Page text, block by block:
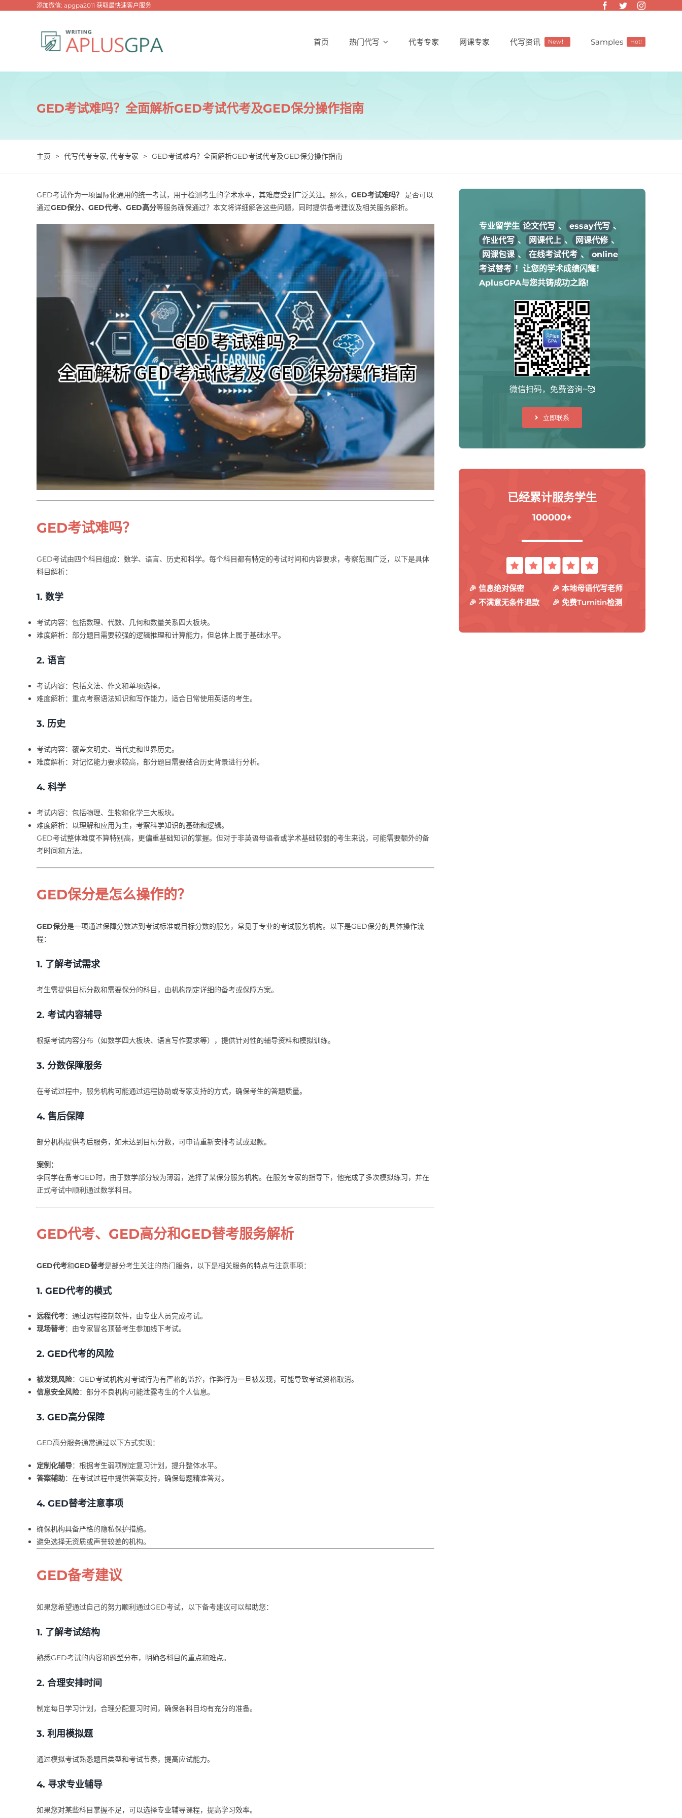
添加微信: apgpa2011 获取最快速客户服务
首页 热门代写 代考专家 网课专家 代写资讯 New！ Samples Hot!
GED考试难吗？全面解析GED考试代考及GED保分操作指南
主页 > 代写代考专家, 代考专家 > GED考试难吗？全面解析GED考试代考及GED保分操作指南
GED考试作为一项国际化通用的统一考试，用于检测考生的学术水平，其难度受到广泛关注。那么， GED考试难吗？
是否可以
通过GED保分、GED代考、GED高分等服务确保通过？本文将详细解答这些问题，同时提供备考建议及相关服务解析。
GED考试难吗？
GED考试由四个科目组成：数学、语言、历史和科学。每个科目都有特定的考试时间和内容要求，考察范围广泛，以下是具体
科目解析：
1. 数学
考试内容：包括数理、代数、几何和数量关系四大板块。
难度解析：部分题目需要较强的逻辑推理和计算能力，但总体上属于基础水平。
2. 语言
考试内容：包括文法、作文和单项选择。
难度解析：重点考察语法知识和写作能力，适合日常使用英语的考生。
3. 历史
考试内容：覆盖文明史、当代史和世界历史。
难度解析：对记忆能力要求较高，部分题目需要结合历史背景进行分析。
4. 科学
考试内容：包括物理、生物和化学三大板块。
难度解析：以理解和应用为主，考察科学知识的基础和逻辑。
GED考试整体难度不算特别高，更偏重基础知识的掌握。但对于非英语母语者或学术基础较弱的考生来说，可能需要额外的备
考时间和方法。
GED保分是怎么操作的？
GED保分是一项通过保障分数达到考试标准或目标分数的服务，常见于专业的考试服务机构。以下是GED保分的具体操作流
程：
1. 了解考试需求
考生需提供目标分数和需要保分的科目，由机构制定详细的备考或保障方案。
2. 考试内容辅导
根据考试内容分布（如数学四大板块、语言写作要求等），提供针对性的辅导资料和模拟训练。
3. 分数保障服务
在考试过程中，服务机构可能通过远程协助或专家支持的方式，确保考生的答题质量。
4. 售后保障
部分机构提供考后服务，如未达到目标分数，可申请重新安排考试或退款。
案例：
李同学在备考GED时，由于数学部分较为薄弱，选择了某保分服务机构。在服务专家的指导下，他完成了多次模拟练习，并在
正式考试中顺利通过数学科目。
GED代考、GED高分和GED替考服务解析
GED代考和GED替考是部分考生关注的热门服务，以下是相关服务的特点与注意事项：
1. GED代考的模式
远程代考：通过远程控制软件，由专业人员完成考试。
现场替考：由专家冒名顶替考生参加线下考试。
2. GED代考的风险
被发现风险：GED考试机构对考试行为有严格的监控，作弊行为一旦被发现，可能导致考试资格取消。
信息安全风险：部分不良机构可能泄露考生的个人信息。
3. GED高分保障
GED高分服务通常通过以下方式实现：
定制化辅导：根据考生弱项制定复习计划，提升整体水平。
答案辅助：在考试过程中提供答案支持，确保每题精准答对。
4. GED替考注意事项
确保机构具备严格的隐私保护措施。
避免选择无资质或声誉较差的机构。
GED备考建议
如果您希望通过自己的努力顺利通过GED考试，以下备考建议可以帮助您：
1. 了解考试结构
熟悉GED考试的内容和题型分布，明确各科目的重点和难点。
2. 合理安排时间
制定每日学习计划，合理分配复习时间，确保各科目均有充分的准备。
3. 利用模拟题
通过模拟考试熟悉题目类型和考试节奏，提高应试能力。
4. 寻求专业辅导
如果您对某些科目掌握不足，可以选择专业辅导课程，提高学习效率。
专业留学生 论文代写 、 essay代写 、
作业代写 、 网课代上 、 网课代修 、
网课包课 、 在线考试代考 、
online
考试替考 ！让您的学术成绩闪耀！
AplusGPA与您共铸成功之路!
微信扫码，免费咨询~🥰
立即联系
已经累计服务学生
100000+
🎉 信息绝对保密
🎉 本地母语代写老师
🎉 不满意无条件退款
🎉 免费Turnitin检测